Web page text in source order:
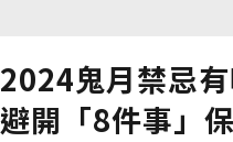
2024鬼月禁忌
避開「8件事」